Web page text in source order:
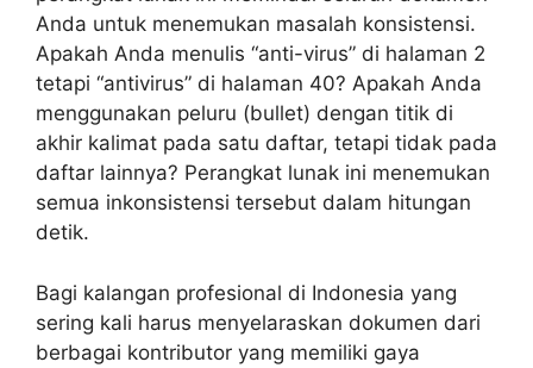
Anda untuk menemukan masalah konsistensi.
Apakah Anda menulis “anti-virus” di halaman 2
tetapi “antivirus” di halaman 40? Apakah Anda
menggunakan peluru (bullet) dengan titik di
akhir kalimat pada satu daftar, tetapi tidak pada
daftar lainnya? Perangkat lunak ini menemukan
semua inkonsistensi tersebut dalam hitungan
detik.
Bagi kalangan profesional di Indonesia yang
sering kali harus menyelaraskan dokumen dari
berbagai kontributor yang memiliki gaya